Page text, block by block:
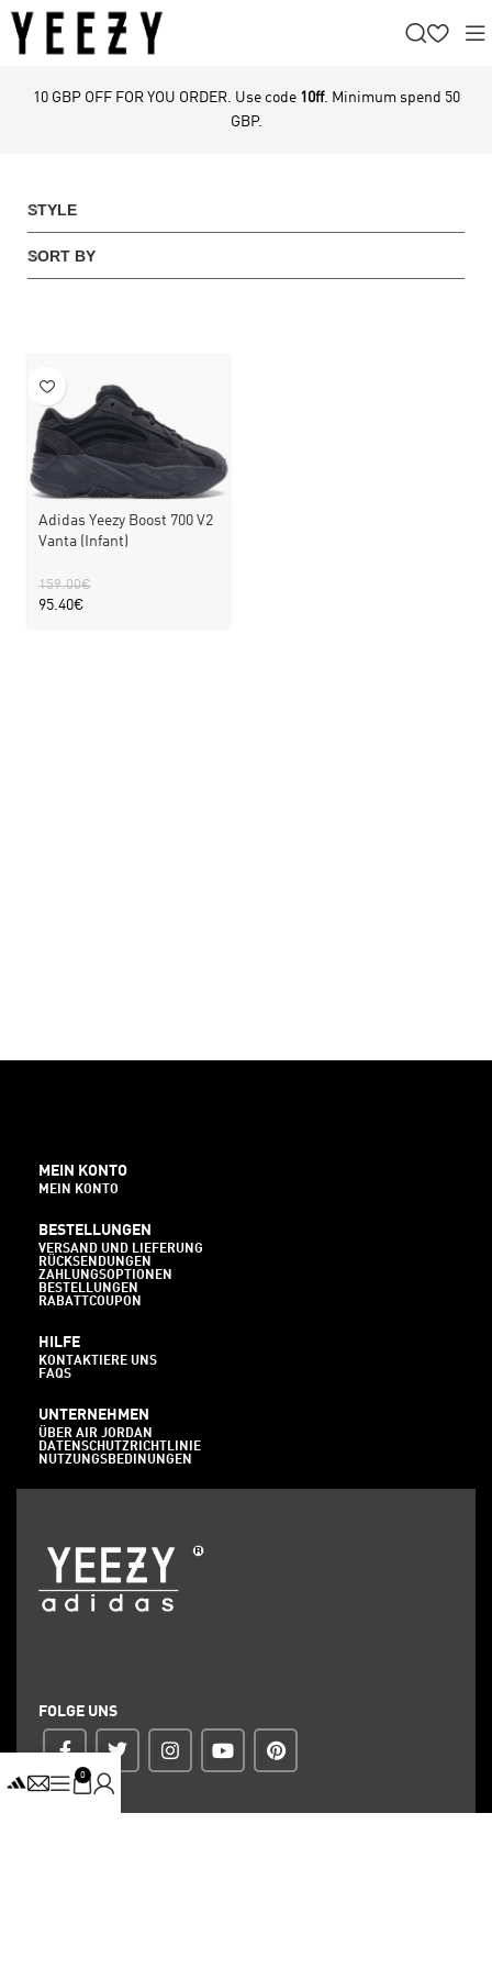
10 GBP OFF FOR YOU ORDER. Use code 10ff. Minimum spend 50
GBP.
STYLE
SORT BY
Adidas Yeezy Boost 700 V2
Vanta (Infant)
159.00€
95.40€
MEIN KONTO
MEIN KONTO
BESTELLUNGEN
VERSAND UND LIEFERUNG
RÜCKSENDUNGEN
ZAHLUNGSOPTIONEN
BESTELLUNGEN
RABATTCOUPON
HILFE
KONTAKTIERE UNS
FAQS
UNTERNEHMEN
ÜBER AIR JORDAN
DATENSCHUTZRICHTLINIE
NUTZUNGSBEDINUNGEN
FOLGE UNS
0